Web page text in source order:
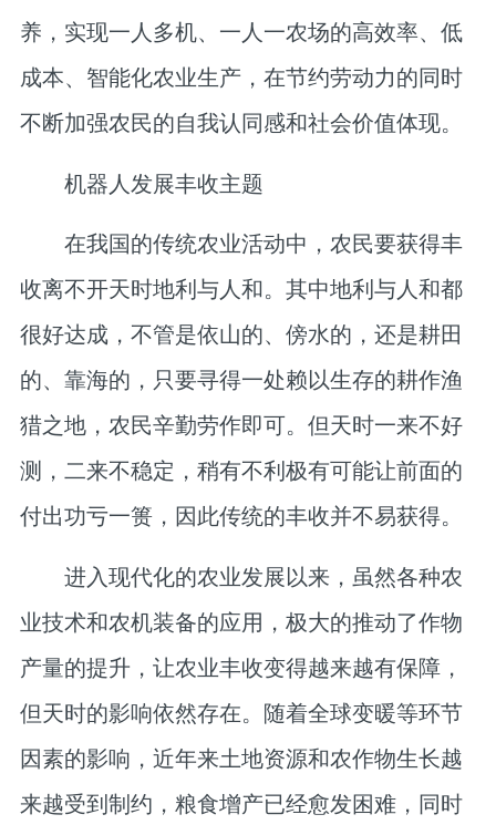
养，实现一人多机、一人一农场的高效率、低
成本、智能化农业生产，在节约劳动力的同时
不断加强农民的自我认同感和社会价值体现。
机器人发展丰收主题
在我国的传统农业活动中，农民要获得丰
收离不开天时地利与人和。其中地利与人和都
很好达成，不管是依山的、傍水的，还是耕田
的、靠海的，只要寻得一处赖以生存的耕作渔
猎之地，农民辛勤劳作即可。但天时一来不好
测，二来不稳定，稍有不利极有可能让前面的
付出功亏一篑，因此传统的丰收并不易获得。
进入现代化的农业发展以来，虽然各种农
业技术和农机装备的应用，极大的推动了作物
产量的提升，让农业丰收变得越来越有保障，
但天时的影响依然存在。随着全球变暖等环节
因素的影响，近年来土地资源和农作物生长越
来越受到制约，粮食增产已经愈发困难，同时